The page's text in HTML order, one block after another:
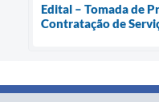
Edital – Tomada de
Contratação de